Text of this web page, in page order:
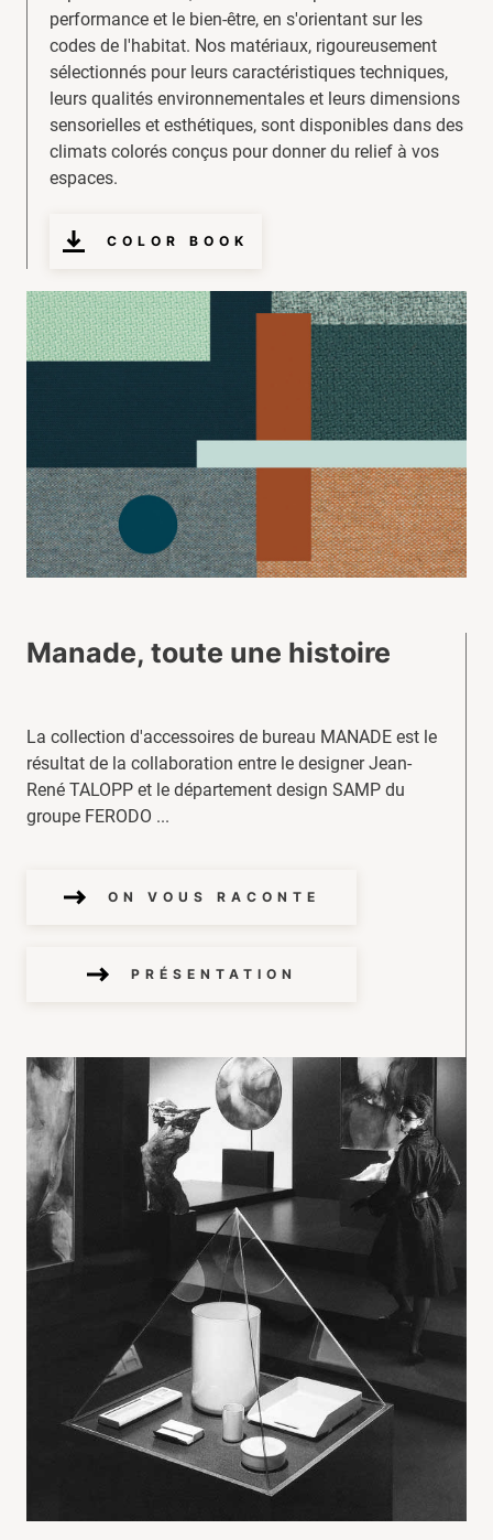
performance et le bien-être, en s'orientant sur les
codes de l'habitat. Nos matériaux, rigoureusement
sélectionnés pour leurs caractéristiques techniques,
leurs qualités environnementales et leurs dimensions
sensorielles et esthétiques, sont disponibles dans des
climats colorés conçus pour donner du relief à vos
espaces.
COLOR BOOK
Manade, toute une histoire
La collection d'accessoires de bureau MANADE est le
résultat de la collaboration entre le designer Jean-
René TALOPP et le département design SAMP du
groupe FERODO ...
ON VOUS RACONTE
PRÉSENTATION